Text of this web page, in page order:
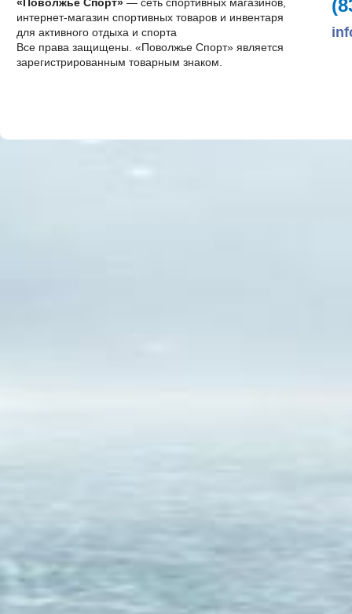
интернет-магазин спортивных товаров и инвентаря
для активного отдыха и спорта
Все права защищены. «Поволжье Спорт» является
зарегистрированным товарным знаком.